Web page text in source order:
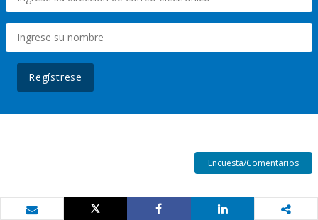
Regístrese
Encuesta/Comentarios